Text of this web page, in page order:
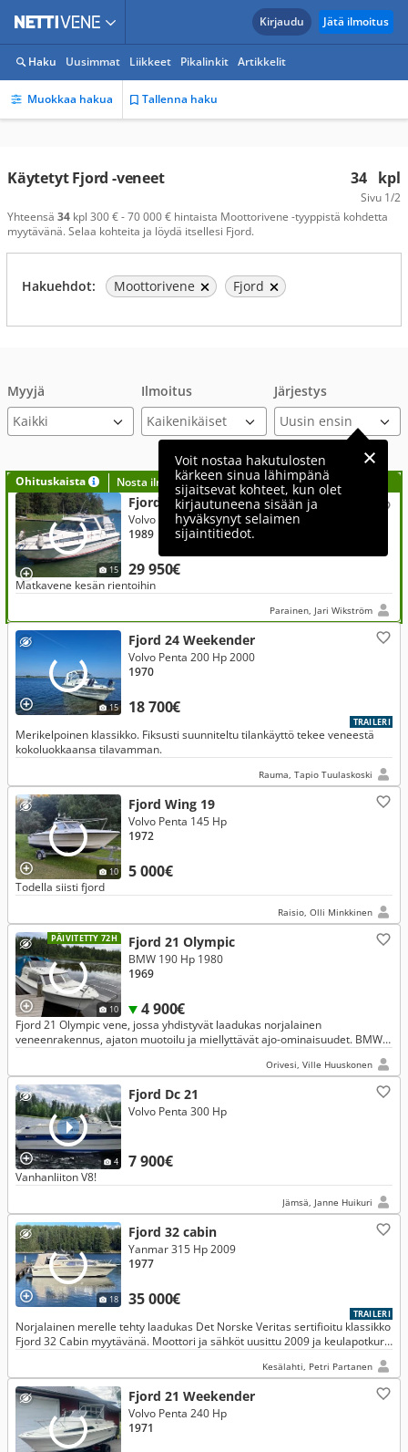
Kirjaudu Jätä ilmoitus
Haku Uusimmat Liikkeet Pikalinkit Artikkelit
Muokkaa hakua Tallenna haku
34 kpl
Sivu 1/2
Käytetyt Fjord -veneet
Yhteensä 34 kpl 300 € - 70 000 € hintaista Moottorivene -tyyppistä kohdetta
myytävänä. Selaa kohteita ja löydä itsellesi Fjord.
Hakuehdot: Moottorivene Fjord
Myyjä Ilmoitus Järjestys
Voit nostaa hakutulosten
kärkeen sinua lähimpänä
sijaitsevat kohteet, kun olet
kirjautuneena sisään ja
hyväksynyt selaimen
sijaintitiedot.
Ohituskaista Nosta ilmoituksesi tähän?
15
Fjord 880 AC Touring
29 950€
Volvo Penta 200 Hp 1989
1989
Matkavene kesän rientoihin
Parainen, Jari Wikström
15
Fjord 24 Weekender
18 700€
Volvo Penta 200 Hp 2000
1970
TRAILERI
Merikelpoinen klassikko. Fiksusti suunniteltu tilankäyttö tekee veneestä
kokoluokkaansa tilavamman.
Rauma, Tapio Tuulaskoski
10
Fjord Wing 19
5 000€
Volvo Penta 145 Hp
1972
Todella siisti fjord
Raisio, Olli Minkkinen
PÄIVITETTY 72H
10
Fjord 21 Olympic
4 900€
BMW 190 Hp 1980
1969
Fjord 21 Olympic vene, jossa yhdistyvät laadukas norjalainen
veneenrakennus, ajaton muotoilu ja miellyttävät ajo-ominaisuudet. BMW
Orivesi, Ville Huuskonen
4
Fjord Dc 21
7 900€
Volvo Penta 300 Hp
Vanhanliiton V8!
Jämsä, Janne Huikuri
18
Fjord 32 cabin
35 000€
Yanmar 315 Hp 2009
1977
TRAILERI
Norjalainen merelle tehty laadukas Det Norske Veritas sertifioitu klassikko
Fjord 32 Cabin myytävänä. Moottori ja sähköt uusittu 2009 ja keulapotkuri
Kesälahti, Petri Partanen
Fjord 21 Weekender
Volvo Penta 240 Hp
1971